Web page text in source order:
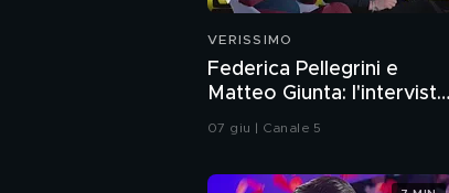
VERISSIMO
Federica Pellegrini e
Matteo Giunta: l'intervista
integrale
07 giu | Canale 5